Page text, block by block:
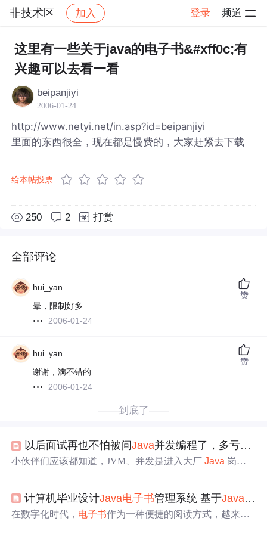
非技术区 加入 登录 频道
社区 非技术区 帖子详情
这里有一些关于java的电子书&#xff0c;有
兴趣可以去看一看
beipanjiyi
2006-01-24
http://www.netyi.net/in.asp?id=beipanjiyi
里面的东西很全，现在都是慢费的，大家赶紧去下载
给本帖投票
250 2 打赏
全部评论
hui_yan
晕，限制好多
2006-01-24
赞
hui_yan
谢谢，满不错的
2006-01-24
赞
——到底了——
以后面试再也不怕被问Java并发编程了，多亏了这本PDF
小伙伴们应该都知道，JVM、并发是进入大厂Java 岗的
也祝愿这本书的团队越来越好。
计算机毕业设计Java电子书管理系统 基于Java的
在数字化时代， 电子书作为一种便捷的阅读方式，越来越